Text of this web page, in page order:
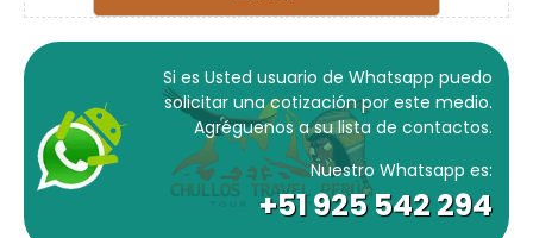
Si es Usted usuario de Whatsapp puedo
solicitar una cotización por este medio.
Agréguenos a su lista de contactos.
Nuestro Whatsapp es:
+51 925 542 294